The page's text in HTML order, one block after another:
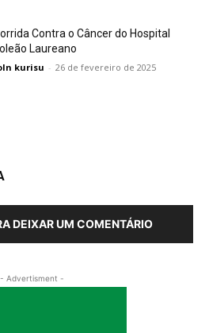
Contra o Câncer do Hospital
Laureano
kurisu - 26 de fevereiro de 2025
DEIXAR UM COMENTÁRIO
- Advertisment -